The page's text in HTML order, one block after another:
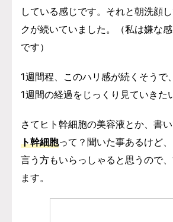
している感じです。それと朝洗顔
クが続いていました。（私は嫌な
です）
1週間程、このハリ感が続くそうで、
1週間の経過をじっくり見ていきた
さてヒト幹細胞の美容液とか、書
ト幹細胞って？聞いた事あるけど
言う方もいらっしゃると思うので
ます。